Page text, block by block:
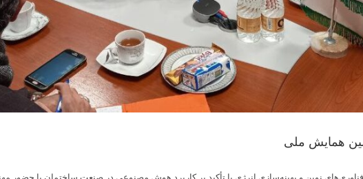
همایش ملی